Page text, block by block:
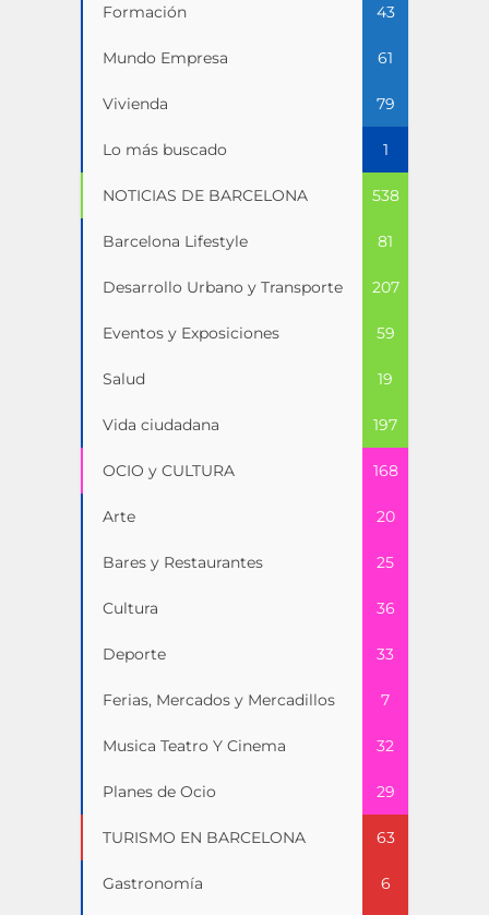
Formación 43
Mundo Empresa 61
Vivienda 79
Lo más buscado 1
NOTICIAS DE BARCELONA 538
Barcelona Lifestyle 81
Desarrollo Urbano y Transporte 207
Eventos y Exposiciones 59
Salud 19
Vida ciudadana 197
OCIO y CULTURA 168
Arte 20
Bares y Restaurantes 25
Cultura 36
Deporte 33
Ferias, Mercados y Mercadillos 7
Musica Teatro Y Cinema 32
Planes de Ocio 29
TURISMO EN BARCELONA 63
Gastronomía 6